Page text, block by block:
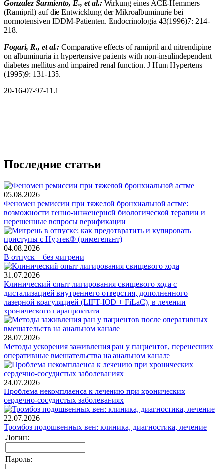
Gonzalez Sarmiento, E., et al.: Wirkung eines ACE-Hemmers
(Ramipril) auf die Entwicklung der Mikroalbuminurie bei
normotensiven IDDM-Patienten. Endocrinologia 43(1996)7: 214-
218.
Fogari, R., et al.: Comparative effects of ramipril and nitrendipine
on albuminuria in hypertensive patients with non-insulindependent
diabetes mellitus and impaired renal function. J Hum Hypertens
(1995)9: 131-135.
20-16-07-97-11.1
Последние статьи
05.08.2026
Феномен ремиссии при тяжелой бронхиальной астме:
возможности генно-инженерной биологической терапии и
нерешенные вопросы верификации
04.08.2026
В отпуск – без мигрени
31.07.2026
Клинический опыт лигирования свищевого хода с
дистализацией внутреннего отверстия, дополненного
лазерной коагуляцией (LIFT-IOD + FiLaC), в лечении
хронического парапроктита
28.07.2026
Методы ускорения заживления ран у пациентов, перенесших
оперативные вмешательства на анальном канале
24.07.2026
Проблема некомплаенса к лечению при хронических
сердечно-сосудистых заболеваниях
22.07.2026
Тромбоз подошвенных вен: клиника, диагностика, лечение
Логин:
Пароль: